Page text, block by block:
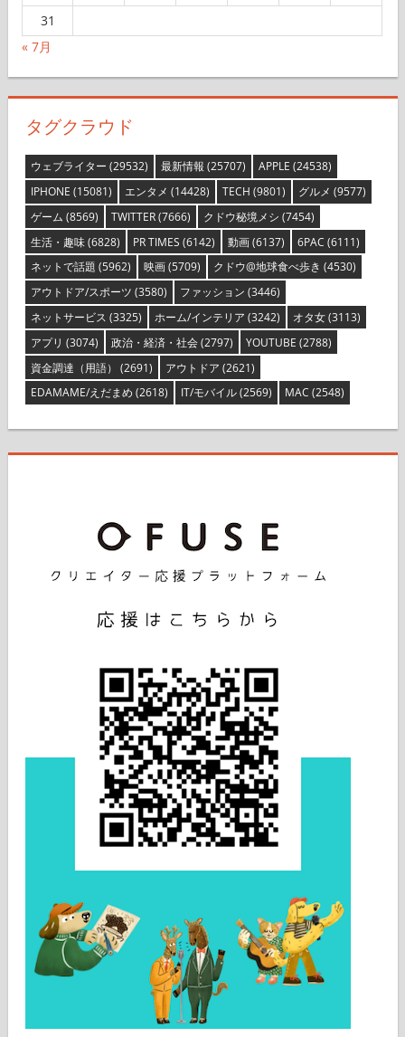
31
« 7月
タグクラウド
ウェブライター (29532) 最新情報 (25707) APPLE (24538)
IPHONE (15081) エンタメ (14428) TECH (9801) グルメ (9577)
ゲーム (8569) TWITTER(7666) クドウ秘境メシ (7454)
生活・趣味(6828) PR TIMES (6142) 動画(6137) 6PAC (6111)
ネットで話題 (5962) 映画(5709) クドウ@地球食べ歩き (4530)
アウトドア/スポーツ (3580) ファッション (3446)
ネットサービス (3325) ホーム/インテリア (3242) オタ女(3113)
アプリ (3074) 政治・経済・社会(2797) YOUTUBE (2788)
資金調達（用語） (2691) アウトドア (2621)
EDAMAME/えだまめ (2618) IT/モバイル(2569) MAC (2548)